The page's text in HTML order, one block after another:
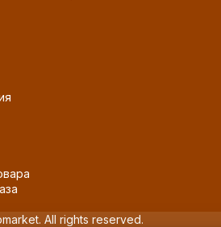
All rights reserved.